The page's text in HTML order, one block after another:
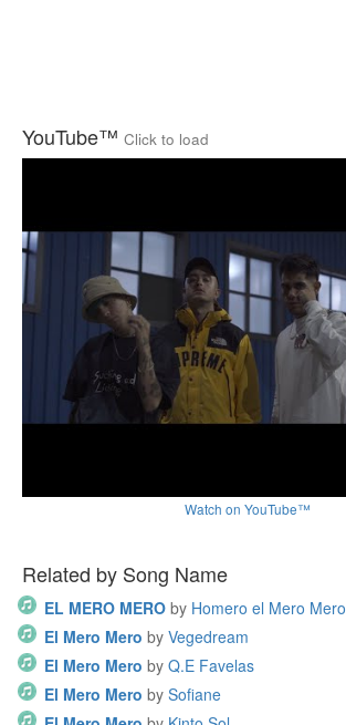
YouTube™ Click to load
Watch on YouTube™
Related by Song Name
EL MERO MERO by Homero el Mero Mero
El Mero Mero by Vegedream
El Mero Mero by Q.E Favelas
El Mero Mero by Sofiane